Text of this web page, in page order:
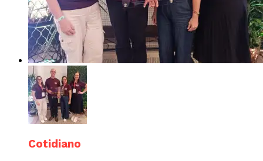
Cotidiano